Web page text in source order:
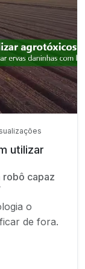
utilizar
robô capaz
o
de fora.